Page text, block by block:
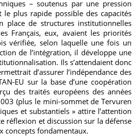
– soutenus par une pression
plus rapide possible des capacités
place de structures institutionnelles
Français, eux, avaient les priorités
vérifiée, selon laquelle une fois un
de l’intégration, il développe une
Ils s’attendaient donc
d’assurer l’indépendance des
EU sur la base d’une coopération
des traités européens des années
(plus le mini-sommet de Tervuren
et substantiels » attire l’attention
réflexion et discussion sur la défense
concepts fondamentaux.